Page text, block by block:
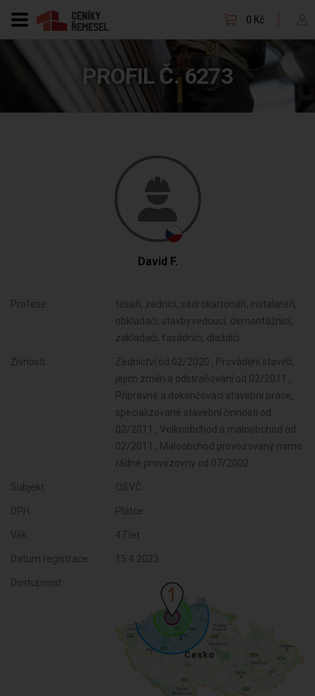
0 Kč
PROFIL Č. 6273
David F.
Profese:
tesaři, zedníci, sádrokartonáři, instalatéři,
obkladači, stavbyvedoucí, demontážníci,
zakladači, fasádníci, dlaždiči
Živnosti:
Zednictví od 02/2020 , Provádění staveb,
jejich změn a odstraňování od 02/2011 ,
Přípravné a dokončovací stavební práce,
specializované stavební činnosti od
02/2011 , Velkoobchod a maloobchod od
02/2011 , Maloobchod provozovaný mimo
řádné provozovny od 07/2002
Subjekt: OSVČ
DPH: Plátce
Věk: 47 let
Datum registrace: 15.4.2023
Dostupnost: